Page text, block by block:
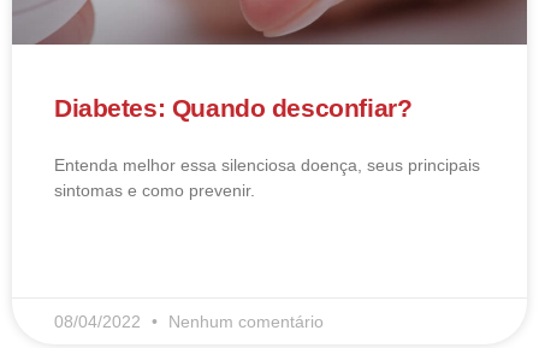
Diabetes: Quando desconfiar?
Entenda melhor essa silenciosa doença, seus principais
sintomas e como prevenir.
08/04/2022 Nenhum comentário